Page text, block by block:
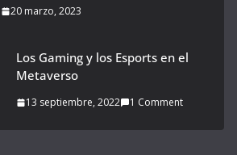
20 marzo, 2023
Los Gaming y los Esports en el
Metaverso
13 septiembre, 2022 1 Comment